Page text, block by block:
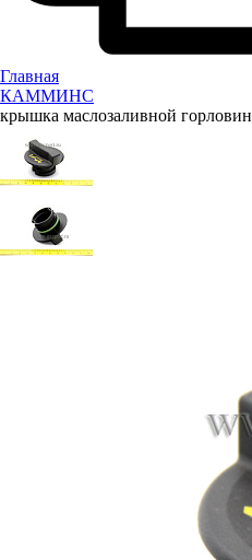
Главная
КАММИНС
крышка маслозаливной